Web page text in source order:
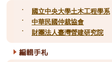
˙ 國立中央大學土木工程學系
˙
中華民國仲裁協會
˙
財團法人臺灣營建研究院